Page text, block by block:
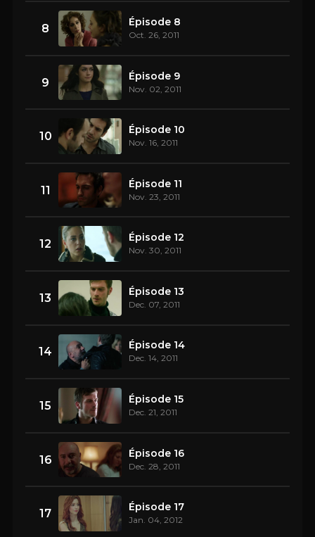
8 Épisode 8
Oct. 26, 2011
9 Épisode 9
Nov. 02, 2011
10 Épisode 10
Nov. 16, 2011
11 Épisode 11
Nov. 23, 2011
12 Épisode 12
Nov. 30, 2011
13 Épisode 13
Dec. 07, 2011
14 Épisode 14
Dec. 14, 2011
15 Épisode 15
Dec. 21, 2011
16 Épisode 16
Dec. 28, 2011
17 Épisode 17
Jan. 04, 2012